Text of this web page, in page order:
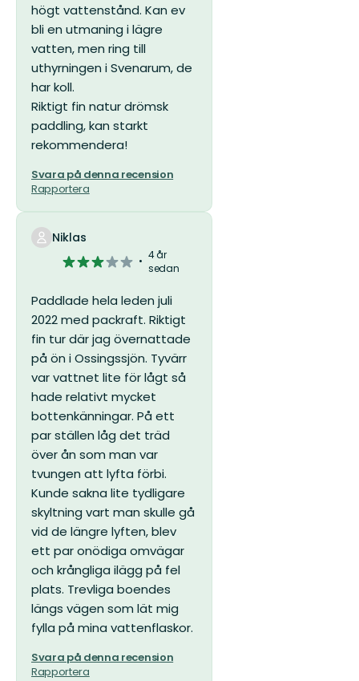
högt vattenstånd. Kan ev
bli en utmaning i lägre
vatten, men ring till
uthyrningen i Svenarum, de
har koll.
Riktigt fin natur drömsk
paddling, kan starkt
rekommendera!
Svara på denna recension
Rapportera
Niklas
3
5
stjärnor
4 år
sedan
Paddlade hela leden juli
2022 med packraft. Riktigt
fin tur där jag övernattade
på ön i Ossingssjön. Tyvärr
var vattnet lite för lågt så
hade relativt mycket
bottenkänningar. På ett
par ställen låg det träd
över ån som man var
tvungen att lyfta förbi.
Kunde sakna lite tydligare
skyltning vart man skulle gå
vid de längre lyften, blev
ett par onödiga omvägar
och krångliga ilägg på fel
plats. Trevliga boendes
längs vägen som lät mig
fylla på mina vattenflaskor.
Svara på denna recension
Rapportera